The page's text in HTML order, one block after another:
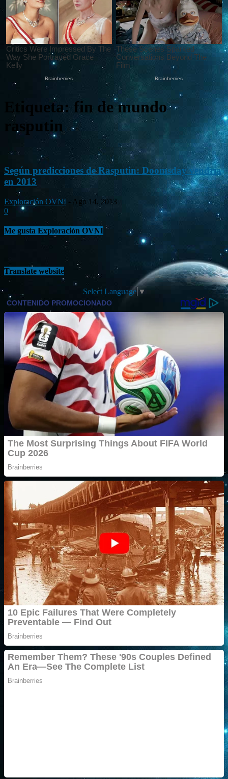
Etiqueta: fin de mundo
rasputin
Según predicciones de Rasputin: Doomsday vendría
en 2013
Exploración OVNI - Ago 14, 2013
0
Me gusta Exploración OVNI
Translate website
Select Language ▼